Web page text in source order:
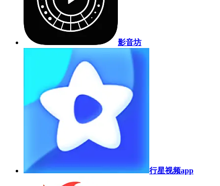
影音坊
行星视频app